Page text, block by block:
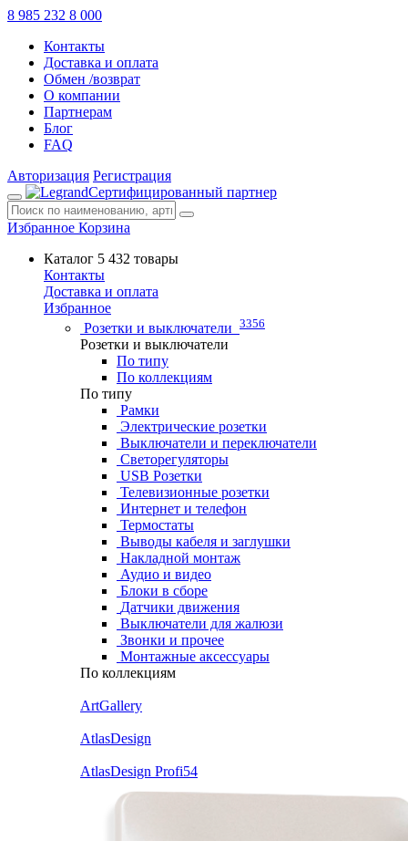
8 985 232 8 000
Контакты
Доставка и оплата
Обмен /возврат
О компании
Партнерам
Блог
FAQ
Авторизация Регистрация
Сертифицированный партнер
Избранное Корзина
Каталог 5 432 товары
Контакты
Доставка и оплата
Избранное
Розетки и выключатели 3356
Розетки и выключатели
По типу
По коллекциям
По типу
Рамки
Электрические розетки
Выключатели и переключатели
Светорегуляторы
USB Розетки
Телевизионные розетки
Интернет и телефон
Термостаты
Выводы кабеля и заглушки
Накладной монтаж
Аудио и видео
Блоки в сборе
Датчики движения
Выключатели для жалюзи
Звонки и прочее
Монтажные аксессуары
По коллекциям
ArtGallery
AtlasDesign
AtlasDesign Profi54